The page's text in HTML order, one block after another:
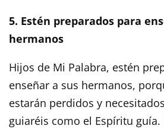
5. Estén preparados para
hermanos
Hijos de Mi Palabra, estén
enseñar a sus hermanos,
estarán perdidos y
guiaréis como el Espíritu guía.